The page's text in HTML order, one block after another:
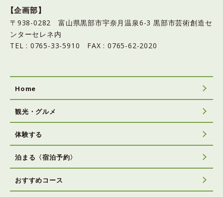
【企画部】
〒938-0282 富山県黒部市宇奈月温泉6-3 黒部市芸術創造セ
ンターセレネ内
TEL : 0765-33-5910 FAX : 0765-62-2020
Home
観光・グルメ
体験する
泊まる〈宿泊予約〉
おすすめコース